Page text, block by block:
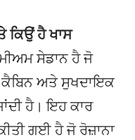
ਕਿਉਂ ਹੈ ਖਾਸ
ਸੇਡਾਨ ਹੈ ਜੋ
ਕੈਬਿਨ ਅਤੇ ਸੁਖਦਾਇਕ
ਹੈ। ਇਹ ਕਾਰ
ਗਈ ਹੈ ਜੋ ਰੋਜ਼ਾਨਾ